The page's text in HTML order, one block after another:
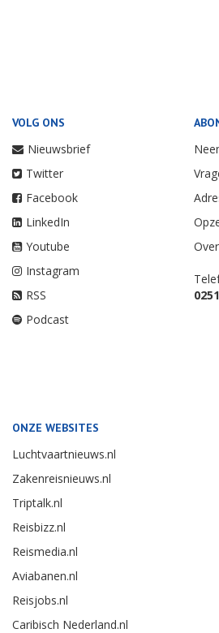
VOLG ONS
Nieuwsbrief
Twitter
Facebook
LinkedIn
Youtube
Instagram
RSS
Podcast
ONZE WEBSITES
Luchtvaartnieuws.nl
Zakenreisnieuws.nl
Triptalk.nl
Reisbizz.nl
Reismedia.nl
Aviabanen.nl
Reisjobs.nl
Caribisch Nederland.nl